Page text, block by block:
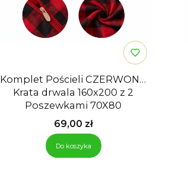
Komplet Pościeli CZERWONA
Krata drwala 160x200 z 2
Poszewkami 70X80
Cena
69,00 zł
Do koszyka